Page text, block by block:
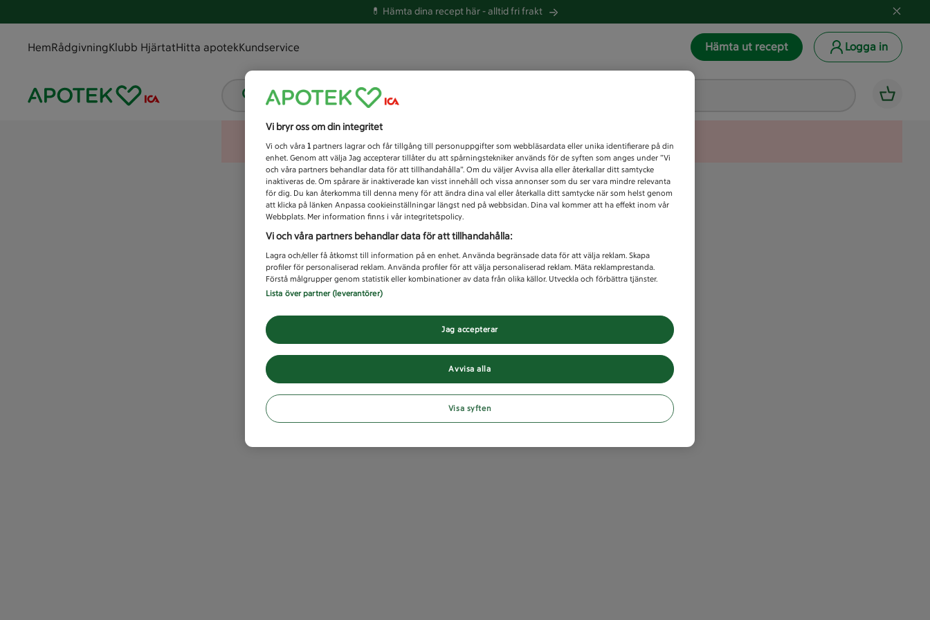
💊 Hämta dina recept här -alltid fri frakt
HemRådgivningKlubb HjärtatHitta apotekKundservice Hämta ut recept Logga in
Vad letar du efter idag?
Unknown error
Vi bryr oss om din integritet
Vi och våra 1 partners lagrar och får tillgång till personuppgifter som webbläsardata eller unika identifierare på din
enhet. Genom att välja Jag accepterar tillåter du att spårningstekniker används för de syften som anges under ”Vi
och våra partners behandlar data för att tillhandahålla”. Om du väljer Avvisa alla eller återkallar ditt samtycke
inaktiveras de. Om spårare är inaktiverade kan visst innehåll och vissa annonser som du ser vara mindre relevanta
för dig. Du kan återkomma till denna meny för att ändra dina val eller återkalla ditt samtycke när som helst genom
att klicka på länken Anpassa cookieinställningar längst ned på webbsidan. Dina val kommer att ha effekt inom vår
Webbplats. Mer information finns i vår integritetspolicy.
Vi och våra partners behandlar data för att tillhandahålla:
Lagra och/eller få åtkomst till information på en enhet. Använda begränsade data för att välja reklam. Skapa
profiler för personaliserad reklam. Använda profiler för att välja personaliserad reklam. Mäta reklamprestanda.
Förstå målgrupper genom statistik eller kombinationer av data från olika källor. Utveckla och förbättra tjänster.
Lista över partner (leverantörer)
Avvisa alla
Jag accepterar
Visa syften